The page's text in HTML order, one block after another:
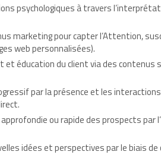
psychologiques à travers
marketing pour capter l’Attention,
web personnalisées).
et éducation du client via des
par la présence et les
ou rapide des prospects par
idées et perspectives par le biais